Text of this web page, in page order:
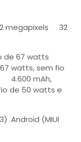
megapixels
32
de 67 watts
watts, sem fio
4.600 mAh,
de 50 watts e
Android (MIUI